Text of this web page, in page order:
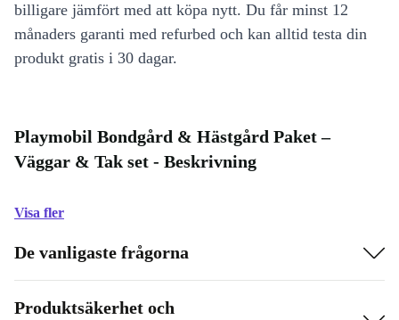
billigare jämfört med att köpa nytt. Du får minst 12
månaders garanti med refurbed och kan alltid testa din
produkt gratis i 30 dagar.
Playmobil Bondgård & Hästgård Paket –
Väggar & Tak set - Beskrivning
Visa fler
De vanligaste frågorna
Produktsäkerhet och